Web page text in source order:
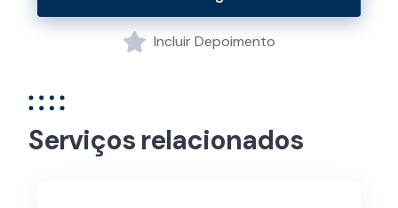
Incluir Depoimento
Serviços relacionados